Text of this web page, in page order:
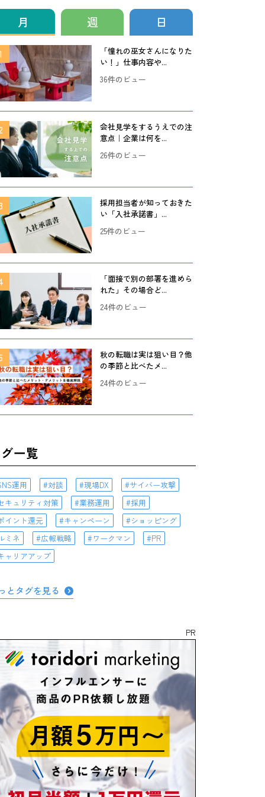
月 週 日
「憧れの巫女さんになりた
い！」仕事内容や...
36件のビュー
会社見学をするうえでの注
意点｜企業は何を...
26件のビュー
採用担当者が知っておきた
い「入社承諾書」...
25件のビュー
「面接で別の部署を進めら
れた」その場合ど...
24件のビュー
秋の転職は実は狙い目？他
の季節と比べたメ...
24件のビュー
一覧
運用 対談 現場DX
サイバー攻撃
キュリティ対策
業務運用
採用
イント還元
キャンペーン
ショッピング
ミネ
広報戦略 ワークマン
PR
ャリアアップ
とタグを見る
PR